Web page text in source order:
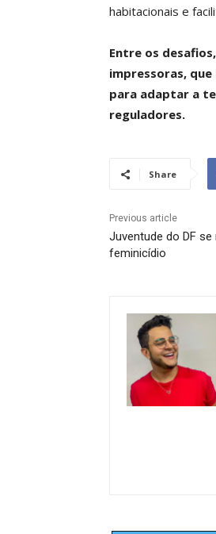
habitacionais e
Entre os
impressoras,
para adaptar a
reguladores.
Share
Previous article
Juventude do DF
feminicídio